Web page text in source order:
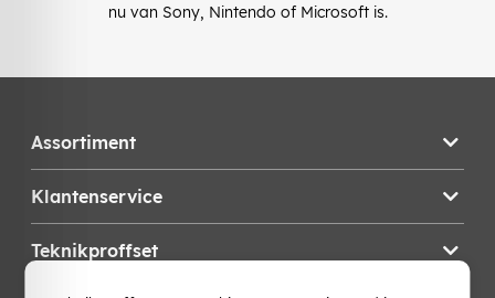
nu van Sony, Nintendo of Microsoft is.
Assortiment
Klantenservice
Teknikproffset